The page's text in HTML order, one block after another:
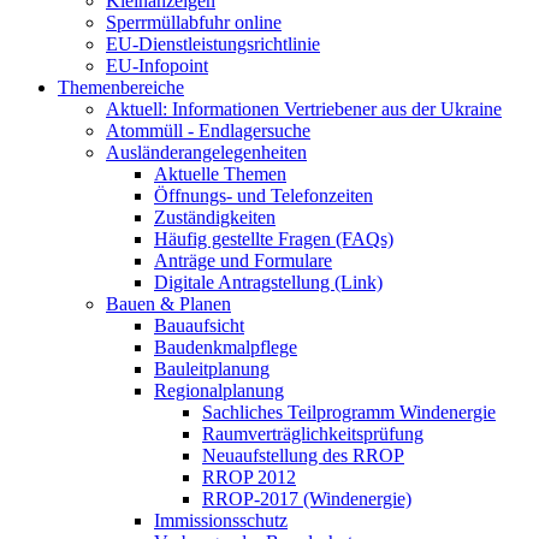
Sperrmüllabfuhr online
EU-Dienstleistungsrichtlinie
EU-Infopoint
Themenbereiche
Aktuell: Informationen Vertriebener aus der Ukraine
Atommüll - Endlagersuche
Ausländerangelegenheiten
Aktuelle Themen
Öffnungs- und Telefonzeiten
Zuständigkeiten
Häufig gestellte Fragen (FAQs)
Anträge und Formulare
Digitale Antragstellung (Link)
Bauen & Planen
Bauaufsicht
Baudenkmalpflege
Bauleitplanung
Regionalplanung
Sachliches Teilprogramm Windenergie
Raumverträglichkeitsprüfung
Neuaufstellung des RROP
RROP 2012
RROP-2017 (Windenergie)
Immissionsschutz